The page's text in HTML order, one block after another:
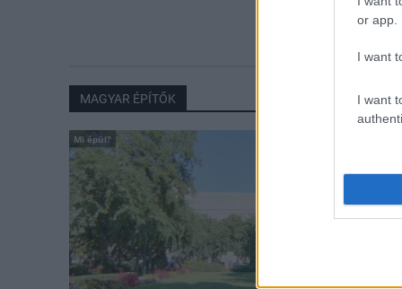
or app.
I want
I want
utolsó turbina
MAGYAR ÉPÍTŐK
Mi épül?